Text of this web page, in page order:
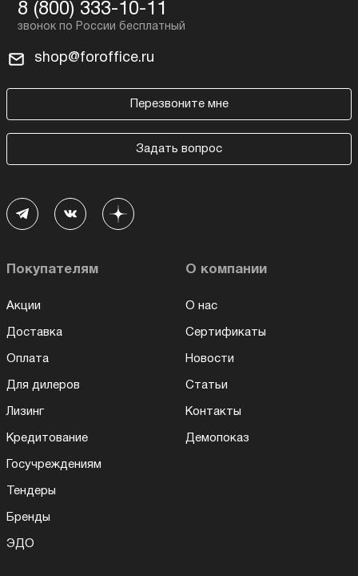
8 (800) 333-10-11
shop@foroffice.ru
Перезвоните мне
Задать вопрос
Покупателям
Акции
Доставка
Оплата
Для дилеров
Лизинг
Кредитование
Госучреждениям
Тендеры
Бренды
ЭДО
О компании
О нас
Сертификаты
Новости
Статьи
Контакты
Демопоказ